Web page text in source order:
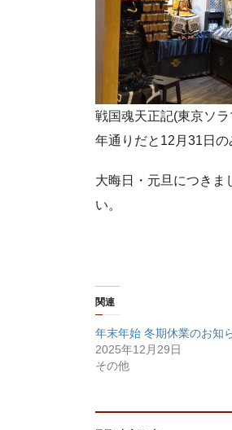
戦国魂天正記(東京ソ
年通りだと12月31日
大晦日・元旦につきま
い。
関連
年末年始 冬期休業のお知
2025年12月29日
その他